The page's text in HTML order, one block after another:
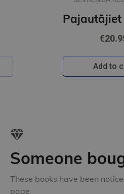
Add to
Someone
These books have been
page